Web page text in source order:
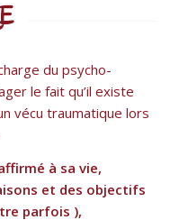
du psycho-
le fait qu’il existe
vécu traumatique lors
à sa vie,
et des objectifs
parfois ),